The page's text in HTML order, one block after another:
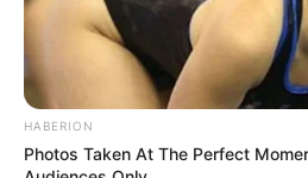
HABERION
Photos Taken At The Perfect